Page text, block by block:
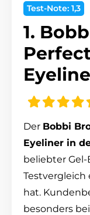
Test-Note: 1,3
1.
Der Bobbi
Eyeliner in
beliebter
Testvergleich
hat.
besonders